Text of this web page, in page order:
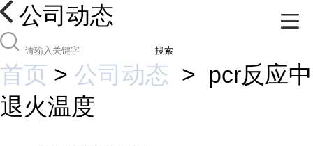
公司动态
搜索
首页 > 公司动态 > pcr反应中
退火温度